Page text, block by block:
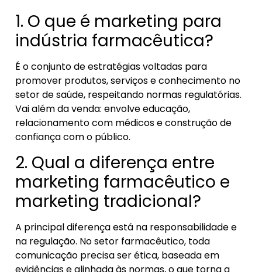
1. O que é marketing para
indústria farmacêutica?
É o conjunto de estratégias voltadas para
promover produtos, serviços e conhecimento no
setor de saúde, respeitando normas regulatórias.
Vai além da venda: envolve educação,
relacionamento com médicos e construção de
confiança com o público.
2. Qual a diferença entre
marketing farmacêutico e
marketing tradicional?
A principal diferença está na responsabilidade e
na regulação. No setor farmacêutico, toda
comunicação precisa ser ética, baseada em
evidências e alinhada às normas, o que torna a